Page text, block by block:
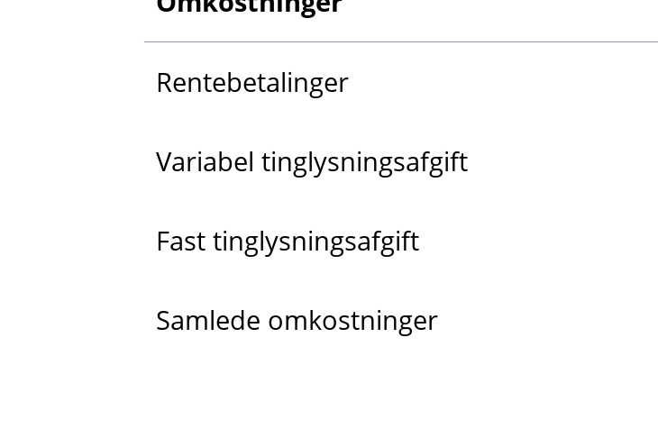
Rentebetalinger
Variabel tinglysningsafgift
Fast tinglysningsafgift
Samlede omkostninger